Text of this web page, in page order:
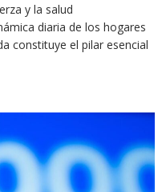
y la salud
diaria de los hogares
constituye el pilar esencial